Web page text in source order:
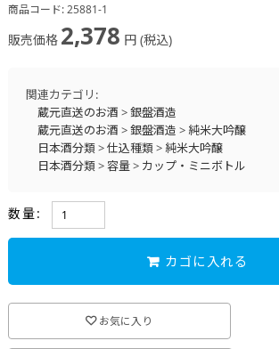
商品コード:25881-1
販売価格 2,378 円 (税込)
関連カテゴリ:
蔵元直送のお酒 >銀盤酒造
蔵元直送のお酒 >銀盤酒造 > 純米大吟醸
日本酒分類>仕込種類> 純米大吟醸
日本酒分類>容量> カップ・ミニボトル
数量:
カゴに入れる
お気に入り